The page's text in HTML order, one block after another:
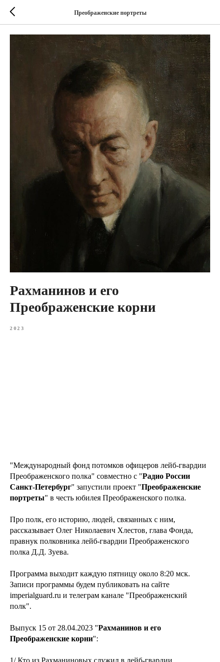
Преображенские портреты
Рахманинов и его
Преображенские корни
2023
"Международный фонд потомков офицеров лейб-гвардии
Преображенского полка" совместно с "Радио России
Санкт-Петербург" запустили проект "Преображенские
портреты" в честь юбилея Преображенского полка.
Про полк, его историю, людей, связанных с ним,
рассказывает Олег Николаевич Хлестов, глава Фонда,
правнук полковника лейб-гвардии Преображенского
полка Д.Д. Зуева.
Программа выходит каждую пятницу около 8:20 мск.
Записи программы будем публиковать на сайте
imperialguard.ru и телеграм канале "Преображенский
полк".
Выпуск 15 от 28.04.2023 "Рахманинов и его
Преображенские корни":